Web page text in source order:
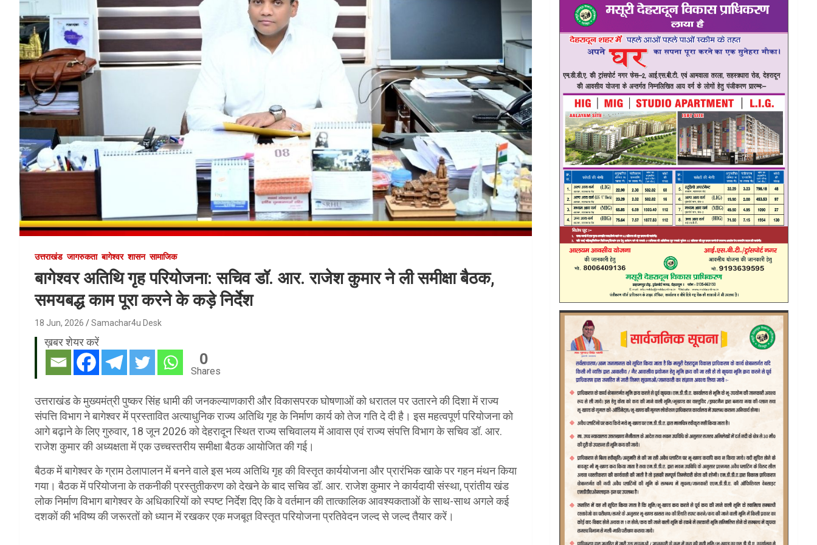
उत्तराखंड जागरुकता बागेश्वर शासन सामाजिक
बागेश्वर अतिथि गृह परियोजना: सचिव डॉ. आर. राजेश कुमार ने ली समीक्षा बैठक,
समयबद्ध काम पूरा करने के कड़े निर्देश
18 Jun, 2026 Samachar4u Desk
ख़बर शेयर करें
0
Shares
उत्तराखंड के मुख्यमंत्री पुष्कर सिंह धामी की जनकल्याणकारी और विकासपरक घोषणाओं को धरातल पर उतारने की दिशा में राज्य
संपत्ति विभाग ने बागेश्वर में प्रस्तावित अत्याधुनिक राज्य अतिथि गृह के निर्माण कार्य को तेज गति दे दी है। इस महत्वपूर्ण परियोजना को
आगे बढ़ाने के लिए गुरुवार, 18 जून 2026 को देहरादून स्थित राज्य सचिवालय में आवास एवं राज्य संपत्ति विभाग के सचिव डॉ. आर.
राजेश कुमार की अध्यक्षता में एक उच्चस्तरीय समीक्षा बैठक आयोजित की गई।
बैठक में बागेश्वर के ग्राम ठेलापालन में बनने वाले इस भव्य अतिथि गृह की विस्तृत कार्ययोजना और प्रारंभिक खाके पर गहन मंथन किया
गया। बैठक में परियोजना के तकनीकी प्रस्तुतीकरण को देखने के बाद सचिव डॉ. आर. राजेश कुमार ने कार्यदायी संस्था, प्रांतीय खंड
लोक निर्माण विभाग बागेश्वर के अधिकारियों को स्पष्ट निर्देश दिए कि वे वर्तमान की तात्कालिक आवश्यकताओं के साथ-साथ अगले कई
दशकों की भविष्य की जरूरतों को ध्यान में रखकर एक मजबूत विस्तृत परियोजना प्रतिवेदन जल्द से जल्द तैयार करें।